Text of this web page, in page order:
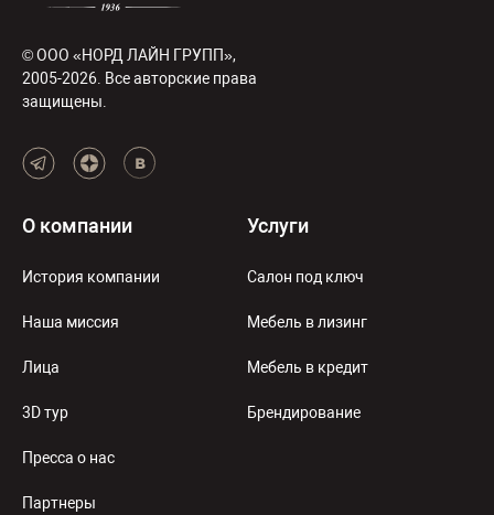
© ООО «НОРД ЛАЙН ГРУПП»,
2005-2026. Все авторские права
защищены.
О компании
История компании
Наша миссия
Лица
3D тур
Пресса о нас
Партнеры
Услуги
Салон под ключ
Мебель в лизинг
Мебель в кредит
Брендирование